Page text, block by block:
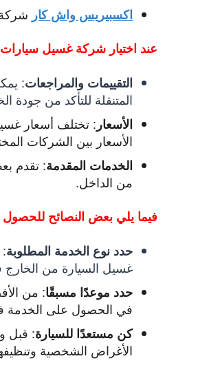
اكسبيريس واش كار شركة
عند اختيار شركة غسيل سيارات
التقييمات والمراجعات:
المتنقلة للتأكد من جودة
الأسعار : تختلف أسعار
الأسعار بين الشركات
الخدمات المقدمة: تقدم
من الداخل.
فيما يلي بعض النصائح
حدد نوع الخدمة المطلوبة:
غسيل السيارة من
حدد موعدًا مسبقًا: من
في الحصول على
كن مستعدًا للسيارة: قبل
الأغراض الشخصية